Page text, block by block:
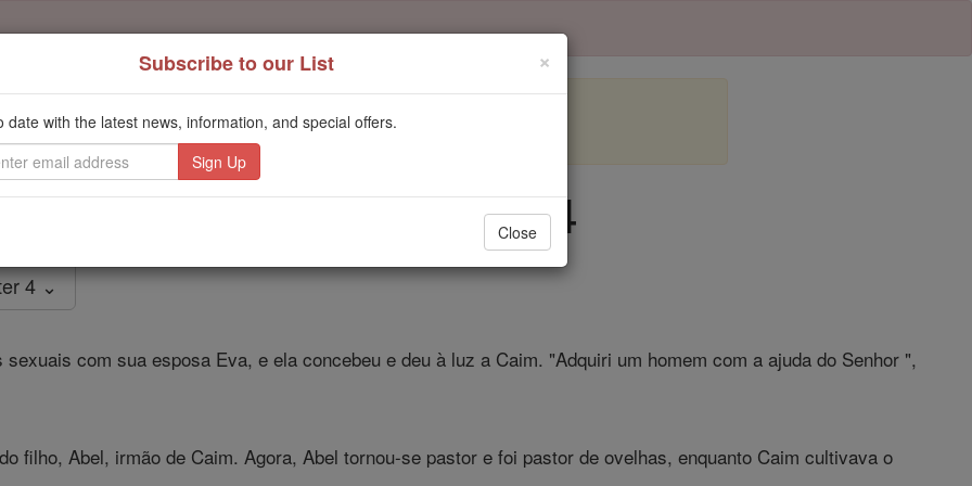
of the Rosary
Gênesis - Capítulo 4
4 ⌄
com sua esposa Eva, e ela concebeu e deu à luz a Caim. "Adquiri um homem com a ajuda do Senhor ",
filho, Abel, irmão de Caim. Agora, Abel tornou-se pastor e foi pastor de ovelhas, enquanto Caim cultivava o
×
Subscribe to our List
date with the latest news, information, and special offers.
Close